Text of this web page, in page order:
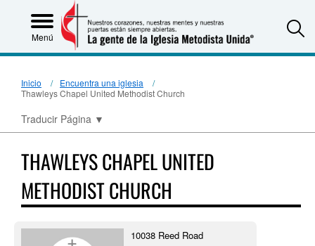
Menú
Inicio
Encuentra una iglesia
Thawleys Chapel United Methodist Church
Traducir Página ▼
THAWLEYS CHAPEL UNITED
METHODIST CHURCH
10038 Reed Road